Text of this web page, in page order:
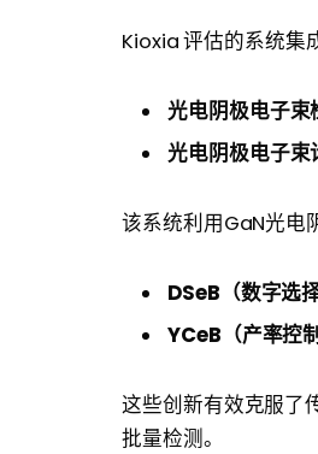
Kioxia 评估的系统集
光电阴极电子束
光电阴极电子束
该系统利用GaN光电
DSeB（数字选
YCeB（产率控
这些创新有效克服了
批量检测。